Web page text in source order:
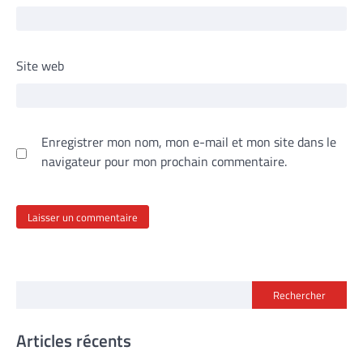
Site web
Enregistrer mon nom, mon e-mail et mon site dans le
navigateur pour mon prochain commentaire.
Rechercher
Articles récents